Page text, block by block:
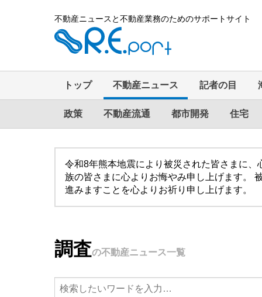
不動産ニュースと不動産業務のためのサポートサイト
トップ 不動産ニュース 記者の目
政策 不動産流通 都市開発 住宅
令和8年熊本地震により被災された皆さまに
族の皆さまに心よりお悔やみ申し上げます。
進みますことを心よりお祈り申し上げます。
調査の不動産ニュース一覧